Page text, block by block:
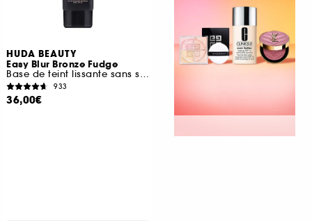
HUDA BEAUTY
Easy Blur Bronze Fudge
Base de teint lissante sans silicone
933
36,00€